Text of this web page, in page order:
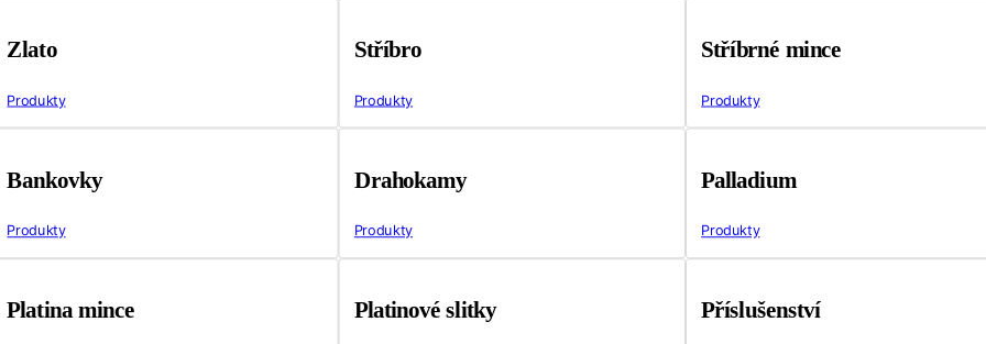
Zlato
Produkty
Stříbro
Produkty
Stříbrné mince
Produkty
Bankovky
Produkty
Drahokamy
Produkty
Palladium
Produkty
Platina mince Platinové slitky Příslušenství